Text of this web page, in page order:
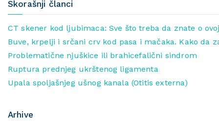
Skorašnji članci
CT skener kod ljubimaca: Sve što treba da znate o
Buve, krpelji i srčani crv kod pasa i mačaka. Kako da
Problematične njuškice ili brahicefalični sindrom
Ruptura prednjeg ukrštenog ligamenta
Upala spoljašnjeg ušnog kanala (Otitis externa)
Arhive